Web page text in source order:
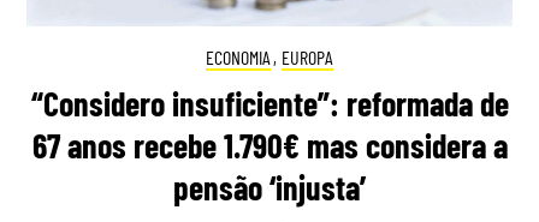
ECONOMIA , EUROPA
“Considero insuficiente”: reformada de
67 anos recebe 1.790€ mas considera a
pensão ‘injusta’